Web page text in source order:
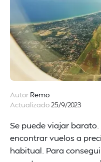
Autor Remo
Actualizado25/9/2023
Se puede viajar
encontrar vuelos a
habitual. Para